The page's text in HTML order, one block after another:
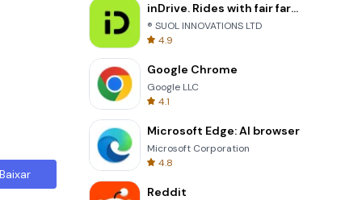
Baixar
inDrive. Rides with fair fares
® SUOL INNOVATIONS LTD
4.9
Google Chrome
Google LLC
4.1
Microsoft Edge: AI browser
Microsoft Corporation
4.8
Reddit